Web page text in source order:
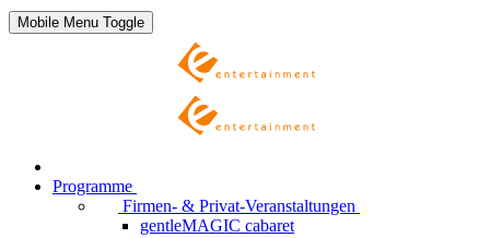
Mobile Menu Toggle
Programme
Firmen- & Privat-Veranstaltungen
gentleMAGIC cabaret